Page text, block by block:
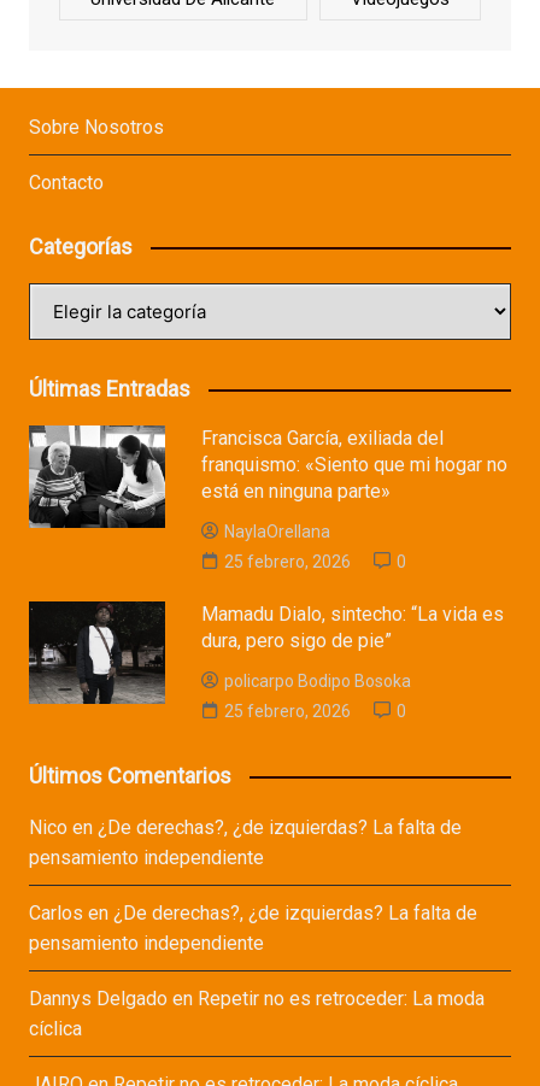
Sobre Nosotros
Contacto
Categorías
Últimas Entradas
Francisca García, exiliada del
franquismo: «Siento que mi hogar no
está en ninguna parte»
NaylaOrellana
25 febrero, 2026
0
Mamadu Dialo, sintecho: “La vida es
dura, pero sigo de pie”
policarpo Bodipo Bosoka
25 febrero, 2026
0
Últimos Comentarios
Nicoen ¿De derechas?, ¿de izquierdas? La falta de
pensamiento independiente
Carlos en ¿De derechas?, ¿de izquierdas? La falta de
pensamiento independiente
Dannys Delgadoen Repetir no es retroceder: La moda
cíclica